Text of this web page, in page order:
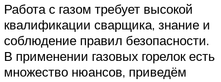
Работа с газом требует высокой
квалификации сварщика, знание и
соблюдение правил безопасности.
В применении газовых горелок есть
множество нюансов, приведём